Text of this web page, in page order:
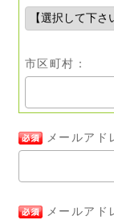
市区町村：
メールアド
メールアド